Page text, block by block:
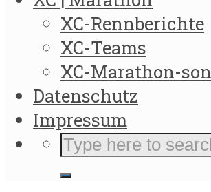
XC-Rennberichte
XC-Teams
XC-Marathon-
Datenschutz
Impressum